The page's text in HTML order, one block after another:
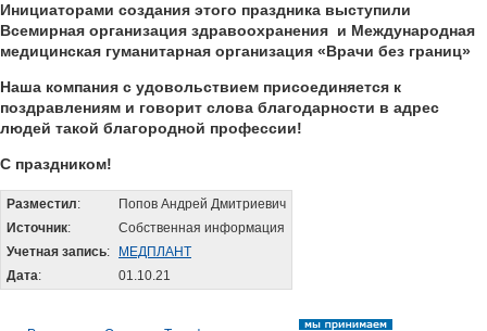
Инициаторами создания этого праздника выступили
Всемирная организация здравоохранения и Международная
медицинская гуманитарная организация «Врачи без границ»
Наша компания с удовольствием присоединяется к
поздравлениям и говорит слова благодарности в адрес
людей такой благородной профессии!
С праздником!
Разместил:
Попов Андрей Дмитриевич
Источник:
Собственная информация
Учетная запись:
МЕДПЛАНТ
Дата: 01.10.21